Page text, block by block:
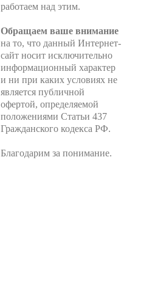
работаем над этим.
Обращаем ваше внимание
на то, что данный Интернет-
сайт носит исключительно
информационный характер
и ни при каких условиях не
является публичной
офертой, определяемой
положениями Статьи 437
Гражданского кодекса РФ.
Благодарим за понимание.